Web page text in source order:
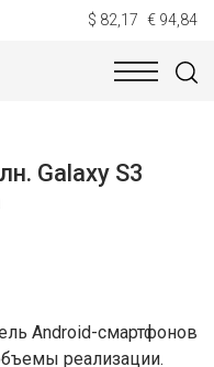
$ 82,17 € 94,84
Galaxy S3
Android-смартфонов
реализации.